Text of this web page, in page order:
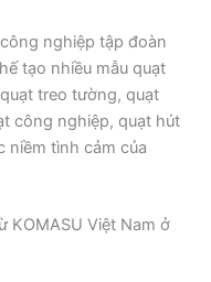
nghiệp tập đoàn
tạo nhiều mẫu quạt
treo tường, quạt
công nghiệp, quạt hút
tình cảm của
KOMASU Việt Nam ở